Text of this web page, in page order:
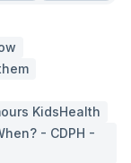
KidsHealth
- CDPH -